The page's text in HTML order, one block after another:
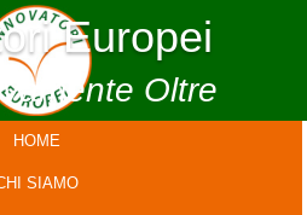
Europei
Oltre
HOME
SIAMO